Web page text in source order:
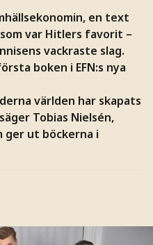
en text
var Hitlers favorit –
vackraste slag.
boken i EFN:s nya
världen har skapats
Tobias Nielsén,
ger ut böckerna i